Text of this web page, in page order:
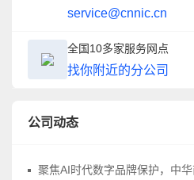
service@cnnic.cn
全国10多家服务网点
找你附近的分公司
公司动态
聚焦AI时代数字品牌保护，中华商标协会商标